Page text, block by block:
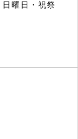
曜日・祝祭